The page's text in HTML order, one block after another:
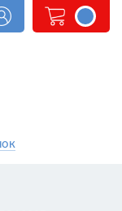
<@
order.count
|| 0 @>